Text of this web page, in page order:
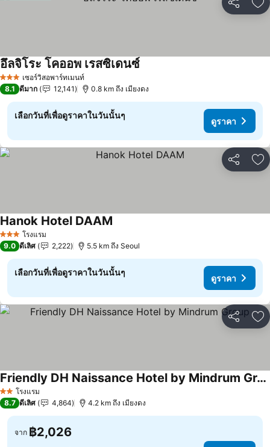
แชร์ เ
3 ดาว เซอร์วิสอพาร์ทเมนท์
อึลจิโระ โคออพ เรสซิเดนซ์
8.1 ดีมาก 12,141 0.8 km ถึง เมียงดง
เลือกวันที่เพื่อดูราคาในวันนั้นๆ
ดูราคา
แชร์ เ
3 ดาว โรงแรม
Hanok Hotel DAAM
9.0 ดีเลิศ 2,222 5.5 km ถึง Seoul
เลือกวันที่เพื่อดูราคาในวันนั้นๆ
ดูราคา
แชร์ เ
2 ดาวโรงแรม
Friendly DH Naissance Hotel by Mindrum Group
ดูราคา
8.7 ดีเลิศ 4,864 4.2 km ถึง เมียงดง
จาก ฿2,026